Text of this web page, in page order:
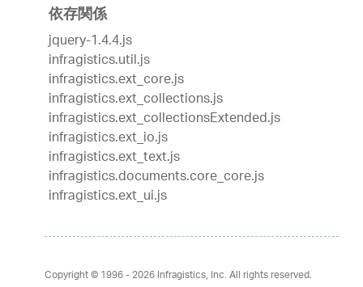
依存関係
jquery-1.4.4.js
infragistics.util.js
infragistics.ext_core.js
infragistics.ext_collections.js
infragistics.ext_collectionsExtended.js
infragistics.ext_io.js
infragistics.ext_text.js
infragistics.documents.core_core.js
infragistics.ext_ui.js
Copyright © 1996 - 2026Infragistics, Inc. All rights reserved.